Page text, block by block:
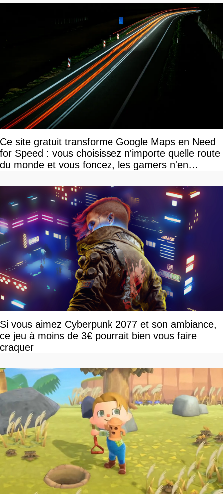
Ce site gratuit transforme Google Maps en Need
for Speed : vous choisissez n'importe quelle route
du monde et vous foncez, les gamers n'en
Si vous aimez Cyberpunk 2077 et son ambiance,
ce jeu à moins de 3€ pourrait bien vous faire
craquer